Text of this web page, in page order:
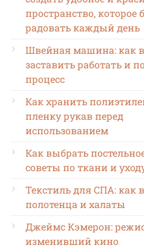
пространство, которое
радовать каждый день
Швейная машина: как
заставить работать и
процесс
Как хранить
пленку рукав перед
использованием
Как выбрать
советы по ткани и
Текстиль для СПА: как
полотенца и халаты
Джеймс Кэмерон:
изменивший кино